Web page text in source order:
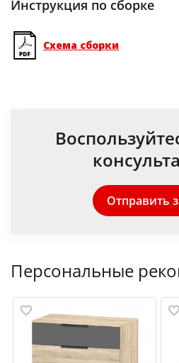
Инструкция по сборке
Схема сборки
Отправить
Персональные